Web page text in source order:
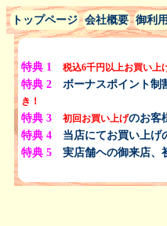
トップページ 会社概要 御利
特典 1 税込6千円以上お買い上
特典 2 ボーナスポイント制
き！
特典 3 初回お買い上げのお客
特典 4 当店にてお買い上げ
特典 5 実店舗ヘの御来店、
定休日は